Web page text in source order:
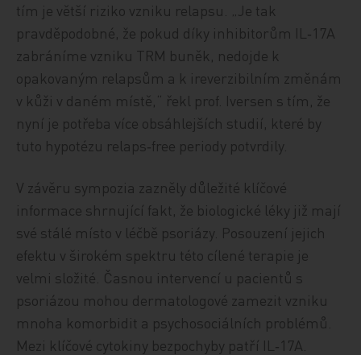
tím je větší riziko vzniku relapsu. „Je tak
pravděpodobné, že pokud díky inhibitorům IL‑17A
zabráníme vzniku TRM buněk, nedojde k
opakovaným relapsům a k ireverzibilním změnám
v kůži v daném místě,“ řekl prof. Iversen s tím, že
nyní je potřeba více obsáhlejších studií, které by
tuto hypotézu relaps‑free periody potvrdily.
V závěru sympozia zazněly důležité klíčové
informace shrnující fakt, že biologické léky již mají
své stálé místo v léčbě psoriázy. Posouzení jejich
efektu v širokém spektru této cílené terapie je
velmi složité. Časnou intervencí u pacientů s
psoriázou mohou dermatologové zamezit vzniku
mnoha komorbidit a psychosociálních problémů.
Mezi klíčové cytokiny bezpochyby patří IL‑17A.